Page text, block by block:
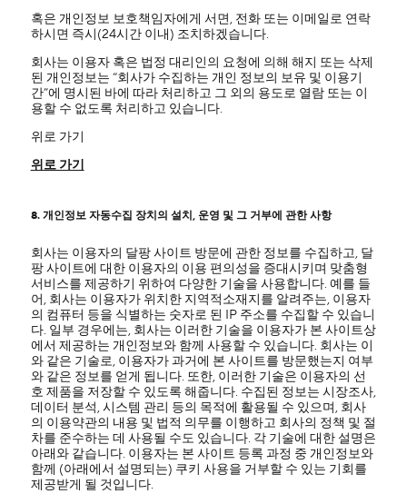
혹은 개인정보 보호책임자에게 서면, 전화 또는 이메일로 연락
하시면 즉시(24시간 이내) 조치하겠습니다.
회사는 이용자 혹은 법정 대리인의 요청에 의해 해지 또는 삭제
된 개인정보는 “회사가 수집하는 개인 정보의 보유 및 이용기
간”에 명시된 바에 따라 처리하고 그 외의 용도로 열람 또는 이
용할 수 없도록 처리하고 있습니다.
위로 가기
위로 가기
8. 개인정보 자동수집 장치의 설치, 운영 및 그 거부에 관한 사항
회사는 이용자의 달팡 사이트 방문에 관한 정보를 수집하고, 달
팡 사이트에 대한 이용자의 이용 편의성을 증대시키며 맞춤형
서비스를 제공하기 위하여 다양한 기술을 사용합니다. 예를 들
어, 회사는 이용자가 위치한 지역적소재지를 알려주는, 이용자
의 컴퓨터 등을 식별하는 숫자로 된 IP 주소를 수집할 수 있습니
다. 일부 경우에는, 회사는 이러한 기술을 이용자가 본 사이트상
에서 제공하는 개인정보와 함께 사용할 수 있습니다. 회사는 이
와 같은 기술로, 이용자가 과거에 본 사이트를 방문했는지 여부
와 같은 정보를 얻게 됩니다. 또한, 이러한 기술은 이용자의 선
호 제품을 저장할 수 있도록 해줍니다. 수집된 정보는 시장조사,
데이터 분석, 시스템 관리 등의 목적에 활용될 수 있으며, 회사
의 이용약관의 내용 및 법적 의무를 이행하고 회사의 정책 및 절
차를 준수하는 데 사용될 수도 있습니다. 각 기술에 대한 설명은
아래와 같습니다. 이용자는 본 사이트 등록 과정 중 개인정보와
함께 (아래에서 설명되는) 쿠키 사용을 거부할 수 있는 기회를
제공받게 될 것입니다.